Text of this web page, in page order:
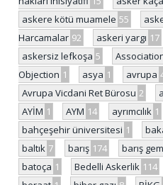
askere kötü muamele 55
Harcamalar 92 askeri yargı 17
askersiz lefkoşa 5
Objection 1 asya 1 avrupa
Avrupa Vicdani Ret Bürosu 2
AYİM 1 AYM 14 ayrımcılık 1
bahçeşehir üniversitesi 1
baltık 7 barış 174 barış
batoça 1 Bedelli Askerlik 114